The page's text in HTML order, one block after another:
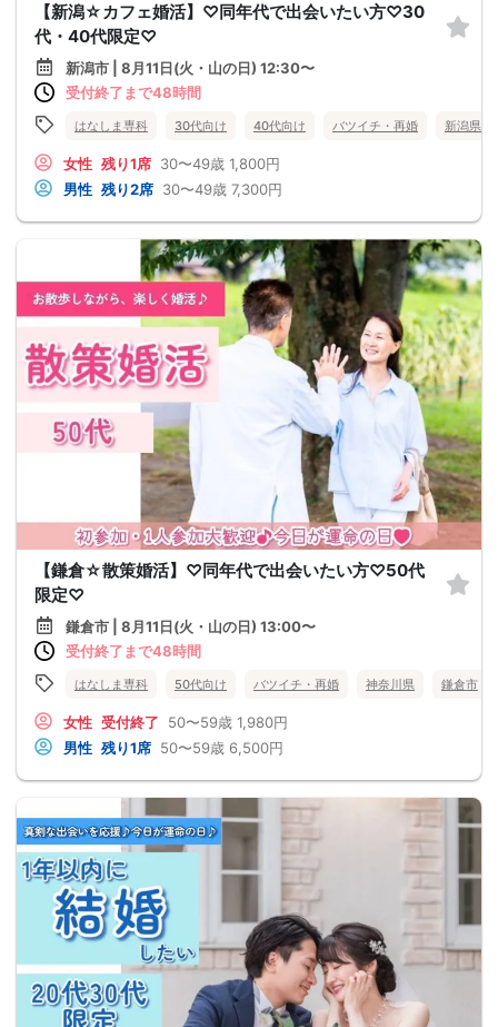
【新潟☆カフェ婚活】♡同年代で出会いたい方♡30
代・40代限定♡
新潟市 | 8月11日(火・山の日) 12:30〜
受付終了まで48時間
はなしま専科 30代向け 40代向け バツイチ・再婚 新潟県
女性 残り1席 30〜49歳 1,800円
男性 残り2席 30〜49歳 7,300円
【鎌倉☆散策婚活】♡同年代で出会いたい方♡50代
限定♡
鎌倉市 | 8月11日(火・山の日) 13:00〜
受付終了まで48時間
はなしま専科 50代向け バツイチ・再婚 神奈川県 鎌倉市
女性 受付終了 50〜59歳 1,980円
男性 残り1席 50〜59歳 6,500円